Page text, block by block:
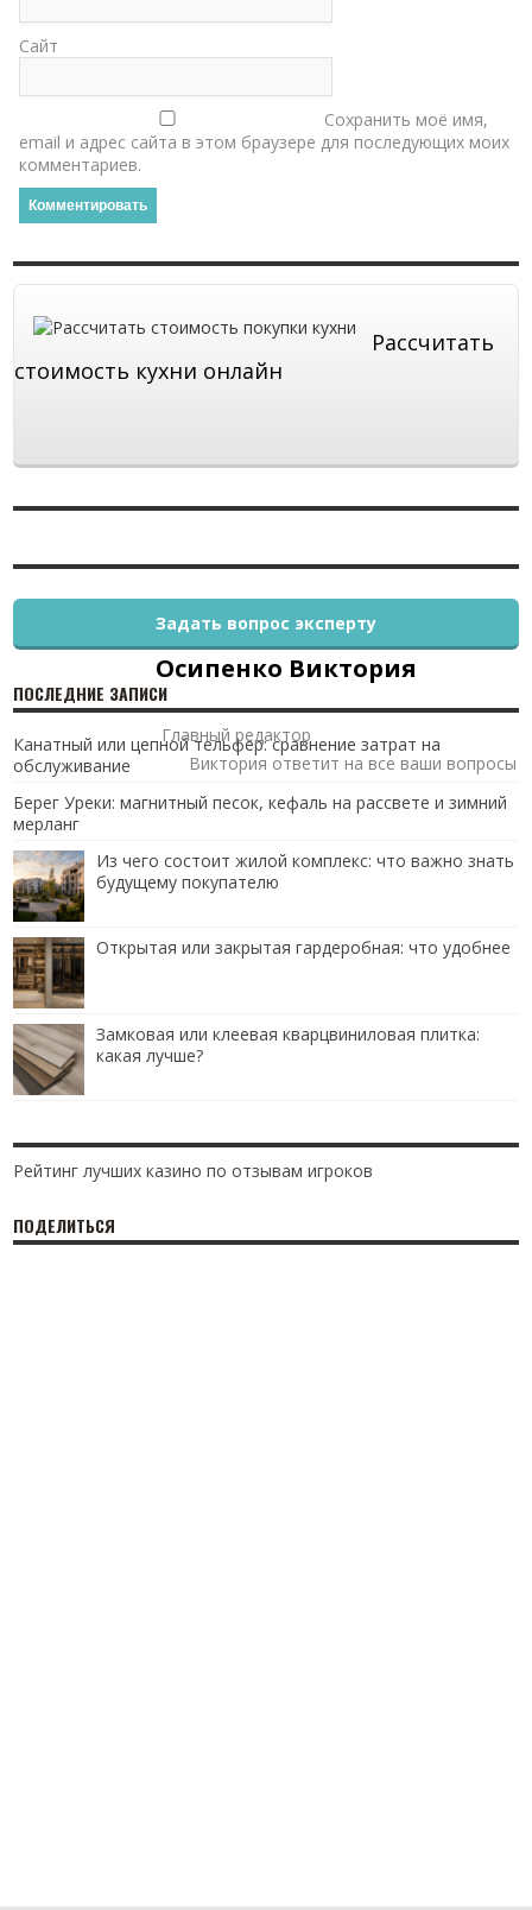
Сайт
Сохранить моё имя,
email и адрес сайта в этом браузере для последующих моих
комментариев.
Рассчитать
стоимость кухни онлайн
Осипенко Виктория
Главный редактор
Виктория ответит на все ваши вопросы
Задать вопрос эксперту
ПОСЛЕДНИЕ ЗАПИСИ
Канатный или цепной тельфер: сравнение затрат на
обслуживание
Берег Уреки: магнитный песок, кефаль на рассвете и зимний
мерланг
Из чего состоит жилой комплекс: что важно знать
будущему покупателю
Открытая или закрытая гардеробная: что удобнее
Замковая или клеевая кварцвиниловая плитка:
какая лучше?
Рейтинг лучших казино по отзывам игроков
ПОДЕЛИТЬСЯ